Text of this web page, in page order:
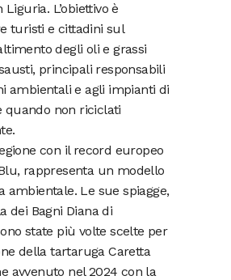
L’obiettivo è
turisti e cittadini sul
degli oli e grassi
principali responsabili
ambientali e agli impianti di
quando non riciclati
con il record europeo
rappresenta un modello
ambientale. Le sue spiagge,
dei Bagni Diana di
state più volte scelte per
della tartaruga Caretta
avvenuto nel 2024 con la